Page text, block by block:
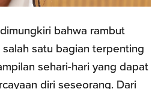
bahwa rambut
salah satu bagian terpenting
sehari-hari yang dapat
diri seseorang. Dari